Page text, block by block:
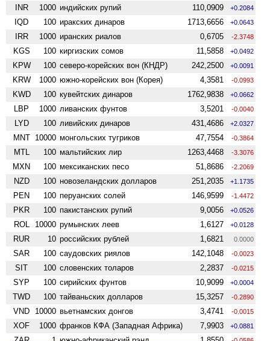
INR 1000 индийских рупий 110,0909 +0.2084
IQD 100 иракских динаров 1713,6656 +0.0643
IRR 1000 иранских риалов 0,6705 -2.3748
KGS 100 киргизских сомов 11,5858 +0.0492
KPW 100 северо-корейских вон (КНДР) 242,2500 +0.0091
KRW 1000 южно-корейских вон (Корея) 4,3581 -0.0993
KWD 100 кувейтских динаров 1762,9838 +0.0662
LBP 1000 ливанских фунтов 3,5201 -0.0040
LYD 100 ливийских динаров 431,4686 +2.0327
MNT 10000 монгольских тугриков 47,7554 -0.3864
MTL 100 мальтийских лир 1263,4468 -3.3076
MXN 100 мексиканских песо 51,8686 -2.2069
NZD 100 ново­зеландских долларов 251,2035 +1.1735
PEN 100 перуанских солей 146,9599 -1.4472
PKR 100 пакистанских рупий 9,0056 +0.0526
ROL 10000 румынских леев 1,6127 +0.0128
RUR 10 российских рублей 1,6821 0.0000
SAR 100 саудовских риялов 142,1048 -0.0023
SIT 100 словенских толаров 2,2837 -0.0215
SYP 100 сирийских фунтов 10,9099 +0.0004
TWD 100 тайваньских долларов 15,3257 -0.2890
VND 10000 вьетнамских донгов 3,4741 -0.0015
XOF 1000 франков КФА (Западная Африка) 7,9903 +0.0881